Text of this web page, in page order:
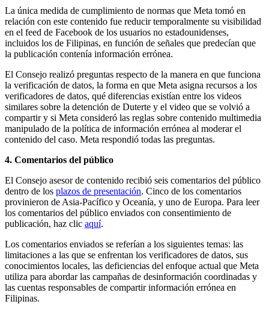
La única medida de cumplimiento de normas que Meta tomó en
relación con este contenido fue reducir temporalmente su visibilidad
en el feed de Facebook de los usuarios no estadounidenses,
incluidos los de Filipinas, en función de señales que predecían que
la publicación contenía información errónea.
El Consejo realizó preguntas respecto de la manera en que funciona
la verificación de datos, la forma en que Meta asigna recursos a los
verificadores de datos, qué diferencias existían entre los videos
similares sobre la detención de Duterte y el video que se volvió a
compartir y si Meta consideró las reglas sobre contenido multimedia
manipulado de la política de información errónea al moderar el
contenido del caso. Meta respondió todas las preguntas.
4. Comentarios del público
El Consejo asesor de contenido recibió seis comentarios del público
dentro de los plazos de presentación. Cinco de los comentarios
provinieron de Asia-Pacífico y Oceanía, y uno de Europa. Para leer
los comentarios del público enviados con consentimiento de
publicación, haz clic aquí.
Los comentarios enviados se referían a los siguientes temas: las
limitaciones a las que se enfrentan los verificadores de datos, sus
conocimientos locales, las deficiencias del enfoque actual que Meta
utiliza para abordar las campañas de desinformación coordinadas y
las cuentas responsables de compartir información errónea en
Filipinas.